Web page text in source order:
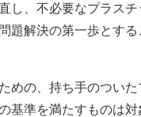
し、不必要なプラス
題解決の第一歩とする
の、持ち手のついた
準を満たすものは対